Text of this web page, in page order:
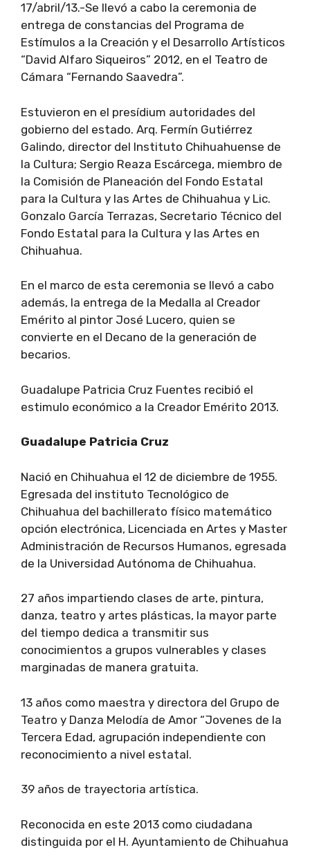
17/abril/13.-Se llevó a cabo la ceremonia de
entrega de constancias del Programa de
Estímulos a la Creación y el Desarrollo Artísticos
“David Alfaro Siqueiros” 2012, en el Teatro de
Cámara “Fernando Saavedra”.
Estuvieron en el presídium autoridades del
gobierno del estado. Arq. Fermín Gutiérrez
Galindo, director del Instituto Chihuahuense de
la Cultura; Sergio Reaza Escárcega, miembro de
la Comisión de Planeación del Fondo Estatal
para la Cultura y las Artes de Chihuahua y Lic.
Gonzalo García Terrazas, Secretario Técnico del
Fondo Estatal para la Cultura y las Artes en
Chihuahua.
En el marco de esta ceremonia se llevó a cabo
además, la entrega de la Medalla al Creador
Emérito al pintor José Lucero, quien se
convierte en el Decano de la generación de
becarios.
Guadalupe Patricia Cruz Fuentes recibió el
estimulo económico a la Creador Emérito 2013.
Guadalupe Patricia Cruz
Nació en Chihuahua el 12 de diciembre de 1955.
Egresada del instituto Tecnológico de
Chihuahua del bachillerato físico matemático
opción electrónica, Licenciada en Artes y Master
Administración de Recursos Humanos, egresada
de la Universidad Autónoma de Chihuahua.
27 años impartiendo clases de arte, pintura,
danza, teatro y artes plásticas, la mayor parte
del tiempo dedica a transmitir sus
conocimientos a grupos vulnerables y clases
marginadas de manera gratuita.
13 años como maestra y directora del Grupo de
Teatro y Danza Melodía de Amor “Jovenes de la
Tercera Edad, agrupación independiente con
reconocimiento a nivel estatal.
39 años de trayectoria artística.
Reconocida en este 2013 como ciudadana
distinguida por el H. Ayuntamiento de Chihuahua